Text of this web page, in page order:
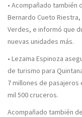
• Acompañado también
Bernardo Cueto
Verdes, e informó que
nuevas unidades más.
• Lezama Espinoza
de turismo para
7 millones de
mil 500 cruceros.
Acompañado también